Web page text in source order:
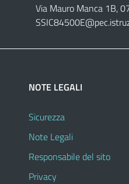
Via Mauro Manca 1B,
NOTE LEGALI
Sicurezza
Note Legali
Responsabile del sito
Privacy